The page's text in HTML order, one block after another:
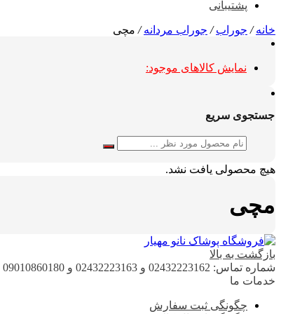
پشتیبانی
خانه/ جوراب/ جوراب مردانه/ مچی
نمایش کالاهای موجود:
جستجوی سریع
هیچ محصولی یافت نشد.
مچی
بازگشت به بالا
شماره تماس: 02432223162 و 02432223163 و 09010860180
خدمات ما
چگونگی ثبت سفارش